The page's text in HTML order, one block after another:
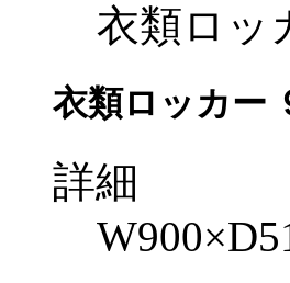
衣類ロッ
衣類ロッカー
詳細